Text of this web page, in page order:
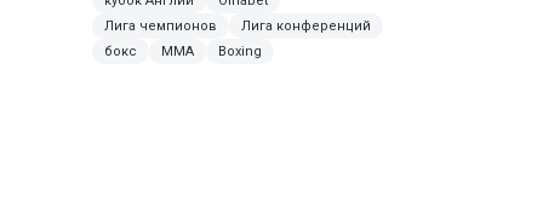
Лига чемпионов
Лига конференций
бокс
ММА Boxing